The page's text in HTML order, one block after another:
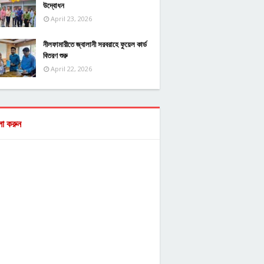
উদ্বোধন
April 23, 2026
নীলফামারীতে জ্বালানী সরবরাহে ফুয়েল কার্ড
বিতরণ শুরু
April 22, 2026
করুন